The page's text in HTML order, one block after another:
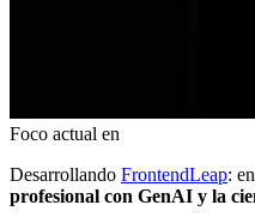
Foco actual en
Desarrollando FrontendLeap:
profesional con GenAI y la